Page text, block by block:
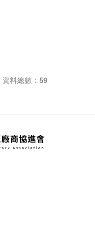
資料總數：59